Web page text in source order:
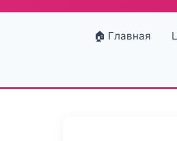
🏠 Главная